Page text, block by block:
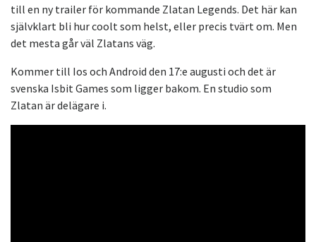
till en ny trailer för kommande Zlatan Legends. Det här kan
självklart bli hur coolt som helst, eller precis tvärt om. Men
det mesta går väl Zlatans väg.
Kommer till Ios och Android den 17:e augusti och det är
svenska Isbit Games som ligger bakom. En studio som
Zlatan är delägare i.